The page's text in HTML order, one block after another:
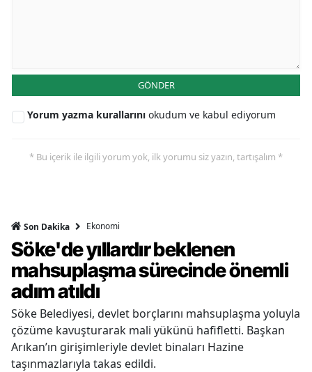
GÖNDER
Yorum yazma kurallarını okudum ve kabul ediyorum
* Bu içerik ile ilgili yorum yok, ilk yorumu siz yazın, tartışalım *
Son Dakika Ekonomi
Söke'de yıllardır beklenen
mahsuplaşma sürecinde önemli
adım atıldı
Söke Belediyesi, devlet borçlarını mahsuplaşma yoluyla
çözüme kavuşturarak mali yükünü hafifletti. Başkan
Arıkan’ın girişimleriyle devlet binaları Hazine
taşınmazlarıyla takas edildi.